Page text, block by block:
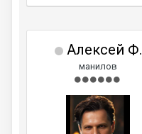
Алексей Ф.
манилов